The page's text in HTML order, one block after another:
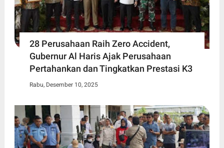
28 Perusahaan Raih Zero Accident,
Gubernur Al Haris Ajak Perusahaan
Pertahankan dan Tingkatkan Prestasi K3
Rabu, Desember 10, 2025